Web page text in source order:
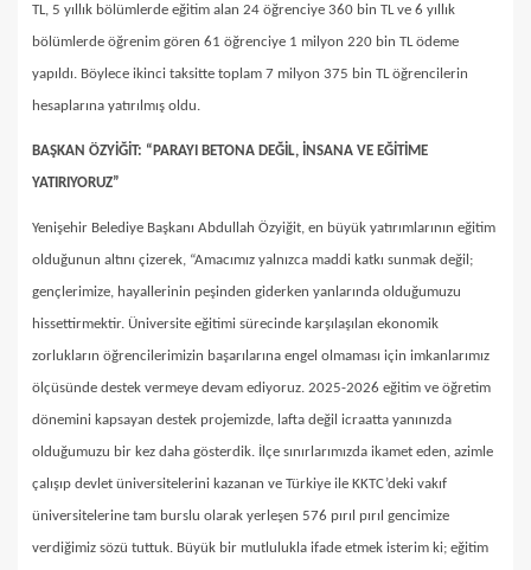
TL, 5 yıllık bölümlerde eğitim alan 24 öğrenciye 360 bin TL ve 6 yıllık
bölümlerde öğrenim gören 61 öğrenciye 1 milyon 220 bin TL ödeme
yapıldı. Böylece ikinci taksitte toplam 7 milyon 375 bin TL öğrencilerin
hesaplarına yatırılmış oldu.
BAŞKAN ÖZYİĞİT: “PARAYI BETONA DEĞİL, İNSANA VE EĞİTİME
YATIRIYORUZ”
Yenişehir Belediye Başkanı Abdullah Özyiğit, en büyük yatırımlarının eğitim
olduğunun altını çizerek, “Amacımız yalnızca maddi katkı sunmak değil;
gençlerimize, hayallerinin peşinden giderken yanlarında olduğumuzu
hissettirmektir. Üniversite eğitimi sürecinde karşılaşılan ekonomik
zorlukların öğrencilerimizin başarılarına engel olmaması için imkanlarımız
ölçüsünde destek vermeye devam ediyoruz. 2025-2026 eğitim ve öğretim
dönemini kapsayan destek projemizde, lafta değil icraatta yanınızda
olduğumuzu bir kez daha gösterdik. İlçe sınırlarımızda ikamet eden, azimle
çalışıp devlet üniversitelerini kazanan ve Türkiye ile KKTC’deki vakıf
üniversitelerine tam burslu olarak yerleşen 576 pırıl pırıl gencimize
verdiğimiz sözü tuttuk. Büyük bir mutlulukla ifade etmek isterim ki; eğitim